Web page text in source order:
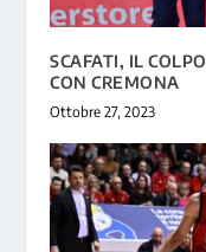
SCAFATI, IL
CON CREMONA
Ottobre 27, 2023